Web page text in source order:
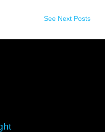
See Next Posts